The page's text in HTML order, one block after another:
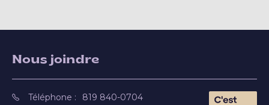
Nous joindre
Téléphone :
819 840-0704